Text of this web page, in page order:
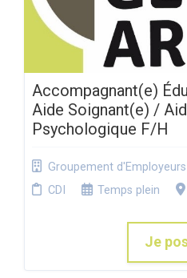
Accompagnant(e)
Aide Soignant(e) /
Psychologique F/H
Groupement
CDI
Temps plein
Je